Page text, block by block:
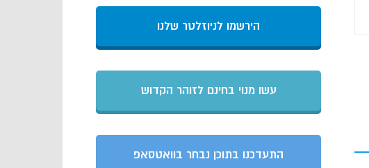
הירשמו לניוזלטר שלנו
עשו מנוי בחינם לזוהר הקדוש
התעדכנו בתוכן נבחר בוואטסאפ